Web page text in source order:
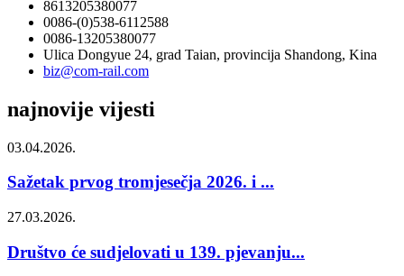
8613205380077
0086-(0)538-6112588
0086-13205380077
Ulica Dongyue 24, grad Taian, provincija Shandong, Kina
biz@com-rail.com
najnovije vijesti
03.04.2026.
Sažetak prvog tromjesečja 2026. i ...
27.03.2026.
Društvo će sudjelovati u 139. pjevanju...